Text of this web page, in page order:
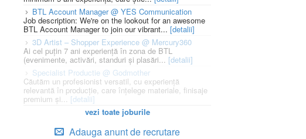
BTL Account Manager @ YES Communication
Job description: We're on the lookout for an awesome
BTL Account Manager to join our vibrant... [detalii]
3D Artist – Shopper Experience @ Mercury360
Ai cel puțin 7 ani experiență în zona de BTL
(evenimente, activări, standuri și plasări... [detalii]
Specialist Productie @ Godmother
Căutăm un profesionist versatil, cu experiență
relevantă în producție, care înțelege materiale, finisaje
premium și... [detalii]
vezi toate joburile
Adauga anunt de recrutare